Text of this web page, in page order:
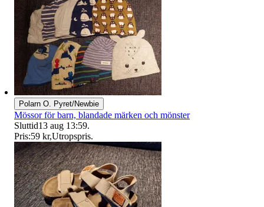
Polarn O. Pyret/Newbie
Mössor för barn, blandade märken och mönster
Sluttid13 aug 13:59.
Pris:59 kr,Utropspris.